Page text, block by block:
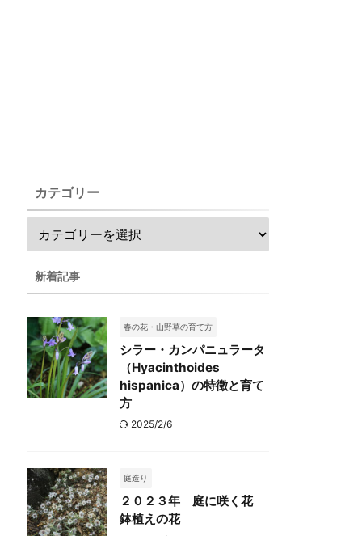
カテゴリー
新着記事
春の花・山野草の育て方
シラー・カンパニュラータ
（Hyacinthoides
hispanica）の特徴と育て
方
2025/2/6
庭造り
２０２３年 庭に咲く花
鉢植えの花